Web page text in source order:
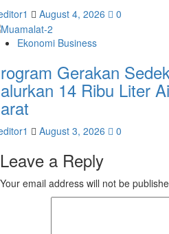
August 4, 2026 0
Ekonomi Business
Gerakan
14 Ribu Liter
August 3, 2026 0
Leave a Reply
Your email address will not be